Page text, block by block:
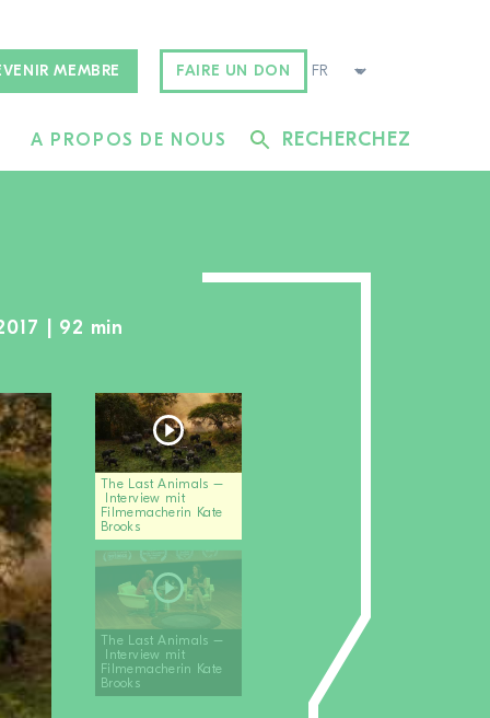
MEMBRE FAIRE UN DON
A PROPOS DE NOUS RECHERCHEZ
The Last Animals –
Interview mit
Filmemacherin Kate
Brooks
The Last Animals –
Interview mit
Filmemacherin Kate
Brooks
| 92 min